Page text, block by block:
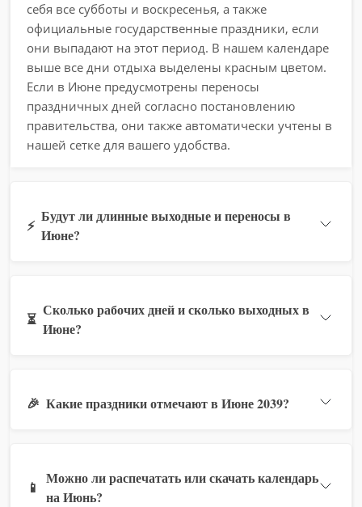
себя все субботы и воскресенья, а также
официальные государственные праздники, если
они выпадают на этот период. В нашем календаре
выше все дни отдыха выделены красным цветом.
Если в Июне предусмотрены переносы
праздничных дней согласно постановлению
правительства, они также автоматически учтены в
нашей сетке для вашего удобства.
⚡
Будут ли длинные выходные и переносы в
Июне?
⏳
Сколько рабочих дней и сколько выходных в
Июне?
🎉 Какие праздники отмечают в Июне 2039?
📱
Можно ли распечатать или скачать календарь
на Июнь?